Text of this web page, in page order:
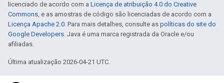
licenciado de acordo com a Licença de atribuição 4.0 do Creative
Commons, e as amostras de código são licenciadas de acordo com a
Licença Apache 2.0. Para mais detalhes, consulte as políticas do site do
Google Developers. Java é uma marca registrada da Oracle e/ou
afiliadas.
Última atualização 2026-04-21 UTC.